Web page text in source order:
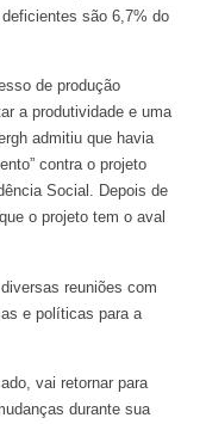
são 6,7% do
de produção
a produtividade e uma
admitiu que havia
contra o projeto
Social. Depois de
o projeto tem o aval
reuniões com
e políticas para a
vai retornar para
durante sua